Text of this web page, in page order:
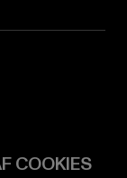
COOKIES